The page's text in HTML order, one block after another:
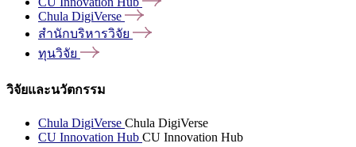
Chula DigiVerse
สำนักบริหารวิจัย
ทุนวิจัย
วิจัยและนวัตกรรม
Chula DigiVerse Chula DigiVerse
CU Innovation Hub CU Innovation Hub